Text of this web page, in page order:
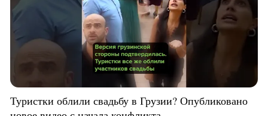
Туристки облили свадьбу в Грузии? Опубликовано